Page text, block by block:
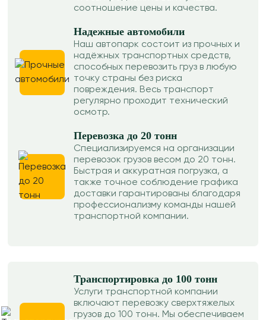
соотношение цены и качества.
Надежные автомобили
Наш автопарк состоит из прочных и
надёжных транспортных средств,
способных перевозить груз в любую
точку страны без риска
повреждения. Весь транспорт
регулярно проходит технический
осмотр.
Перевозка до 20 тонн
Специализируемся на организации
перевозок грузов весом до 20 тонн.
Быстрая и аккуратная погрузка, а
также точное соблюдение графика
доставки гарантированы благодаря
профессионализму команды нашей
транспортной компании.
Транспортировка до 100 тонн
Услуги транспортной компании
включают перевозку сверхтяжелых
грузов до 100 тонн. Мы обеспечиваем